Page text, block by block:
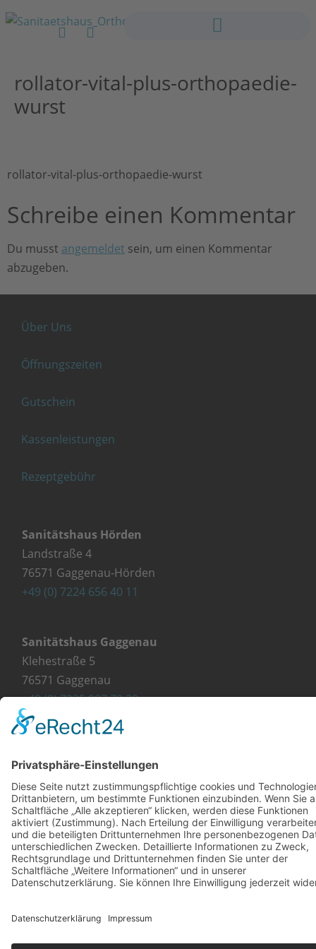
rollator-vital-plus-orthopaedie-
wurst
rollator-vital-plus-orthopaedie-wurst
Schreibe einen Kommentar
Du musst angemeldet sein, um einen Kommentar
abzugeben.
Über Uns
Öffnungszeiten
Gutschein
Kassenleistungen
Rezeptgebühr
Sanitätshaus Hörden
Landstraße 4
76571 Gaggenau-Hörden
+49 (0) 7224 656 40 11
Sanitätshaus Gaggenau
Klehestraße 5
76571 Gaggenau
+49 (0) 7225 987 79 30
© Copyright 2023 - Orthopädie Wurst
Kontakt Impressum Datenschutzerklärung
Diese Website ist mit viel ❤ von werbekueche.com